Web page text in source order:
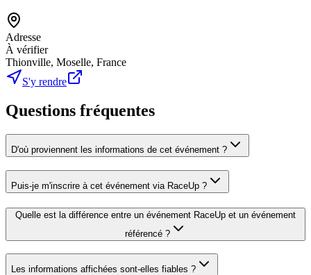
Adresse
À vérifier
Thionville, Moselle, France
S'y rendre
Questions fréquentes
D'où proviennent les informations de cet événement ?
Puis-je m'inscrire à cet événement via RaceUp ?
Quelle est la différence entre un événement RaceUp et un événement
référencé ?
Les informations affichées sont-elles fiables ?